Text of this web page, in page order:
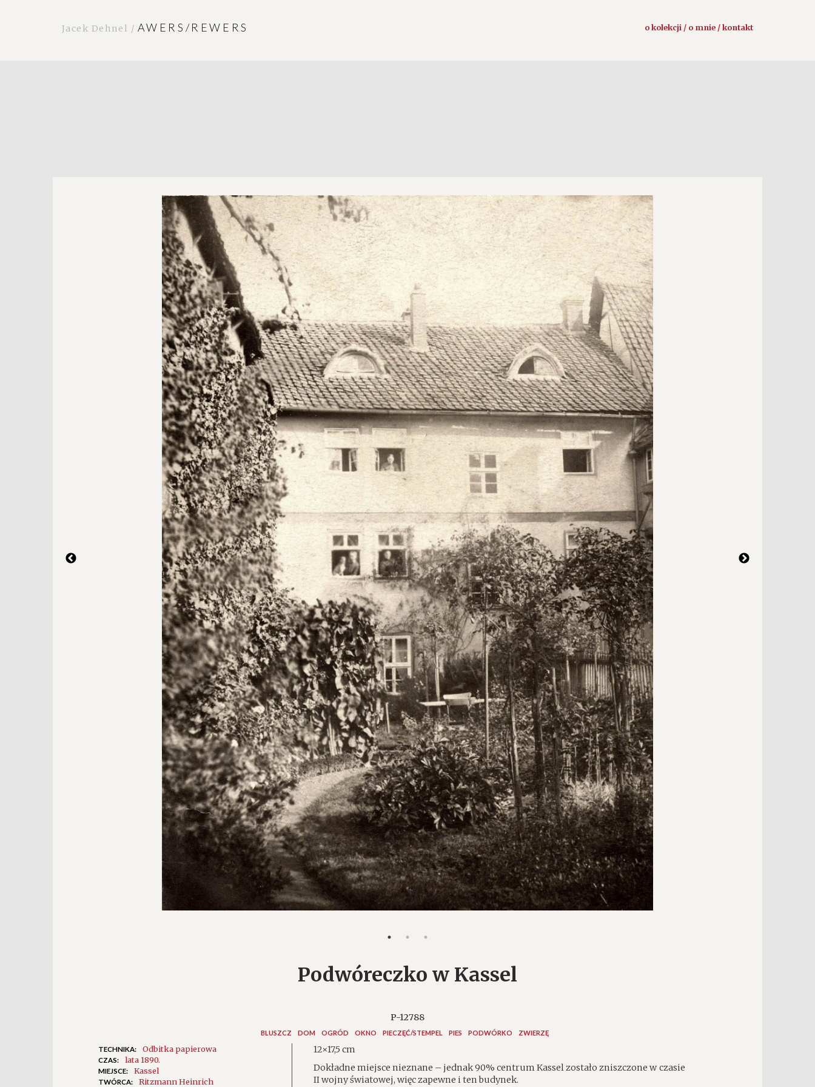
Jacek Dehnel / AWERS/REWERS o kolekcji / o mnie / kontakt
Podwóreczko w Kassel
P-12788
BLUSZCZ DOM OGRÓD OKNO PIECZĘĆ/STEMPEL PIES PODWÓRKO ZWIERZĘ
TECHNIKA: Odbitka papierowa
CZAS: lata 1890.
MIEJSCE: Kassel
TWÓRCA: Ritzmann Heinrich
12×17,5 cm
Dokładne miejsce nieznane – jednak 90% centrum Kassel zostało zniszczone w czasie
II wojny światowej, więc zapewne i ten budynek.